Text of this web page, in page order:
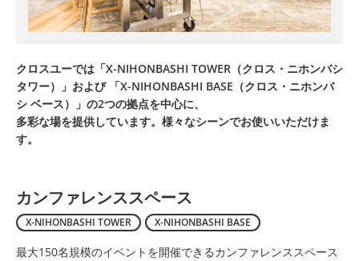
クロスユーでは「X-NIHONBASHI TOWER（クロス・ニホンバシ
タワー）」および「X-NIHONBASHI BASE（クロス・ニホンバ
シ ベース）」の2つの拠点を中心に、
多彩な場を提供しています。様々なシーンでお使いいただけま
す。
カンファレンススペース
X-NIHONBASHI TOWER X-NIHONBASHI BASE
最大150名規模のイベントを開催できるカンファレンススペース